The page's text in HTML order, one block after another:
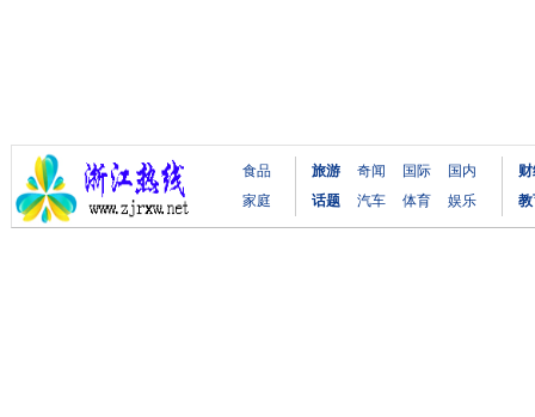
食品
家庭
旅游 奇闻 国际
国内
话题
汽车 体育 娱乐